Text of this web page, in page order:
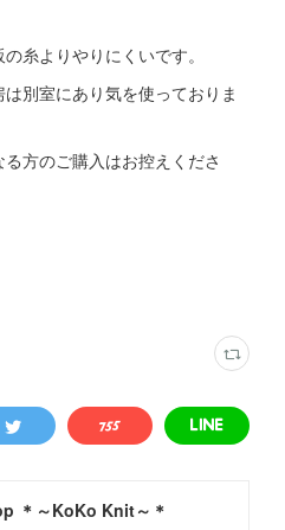
糸よりやりにくいです。
別室にあり気を使っておりま
方のご購入はお控えくださ
＊～KoKo Knit～＊